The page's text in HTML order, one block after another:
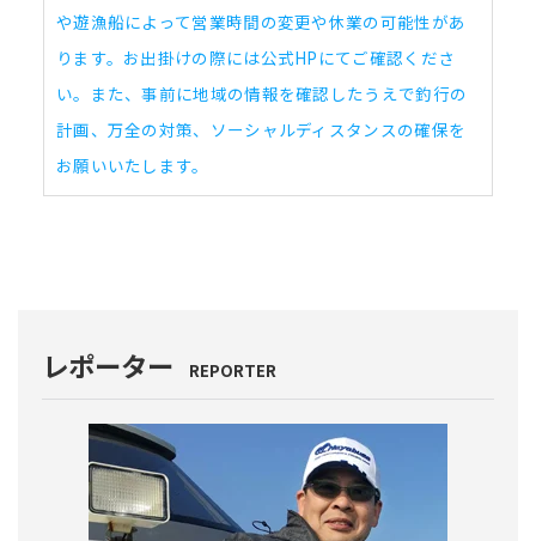
や遊漁船によって営業時間の変更や休業の可能性があ
ります。お出掛けの際には公式HPにてご確認くださ
い。また、事前に地域の情報を確認したうえで釣行の
計画、万全の対策、ソーシャルディスタンスの確保を
お願いいたします。
レポーター REPORTER